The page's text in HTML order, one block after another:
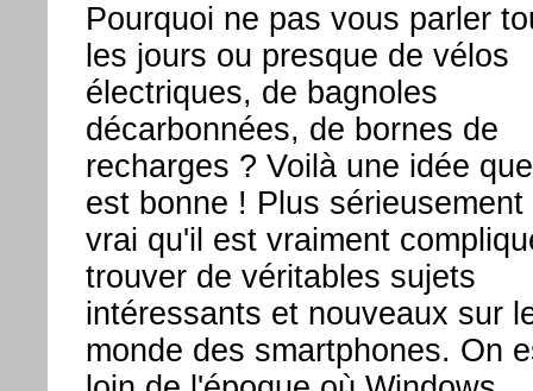
Pourquoi ne pas vous parler
les jours ou presque de vélos
électriques, de bagnoles
décarbonnées, de bornes de
recharges ? Voilà une idée
est bonne ! Plus sérieusement
vrai qu'il est vraiment
trouver de véritables sujets
intéressants et nouveaux sur
monde des smartphones. On